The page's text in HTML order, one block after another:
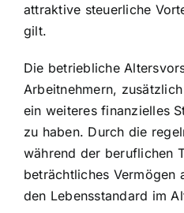
attraktive steuerliche
gilt.
Die betriebliche
Arbeitnehmern,
ein weiteres finanzielles
zu haben. Durch die
während der beruflichen
beträchtliches Vermögen
den Lebensstandard im